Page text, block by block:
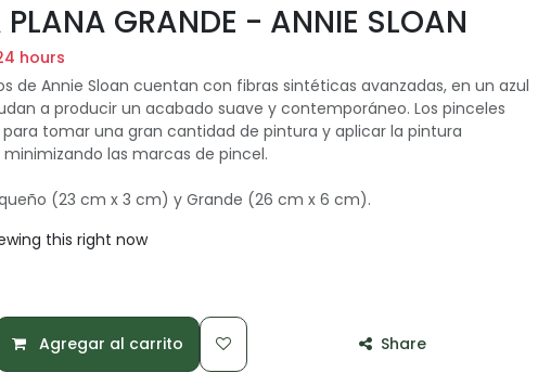
GRANDE - ANNIE SLOAN
hours
de Annie Sloan cuentan con fibras sintéticas avanzadas, en un azul
a producir un acabado suave y contemporáneo. Los pinceles
tomar una gran cantidad de pintura y aplicar la pintura
las marcas de pincel.
(23 cm x 3 cm) y Grande (26 cm x 6 cm).
this right now
Agregar al carrito Share